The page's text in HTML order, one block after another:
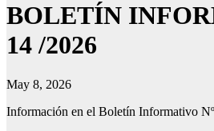
BOLETÍN
14 /2026
May 8, 2026
Información en el Boletín Informativo